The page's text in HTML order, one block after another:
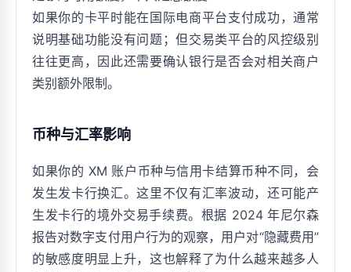
如果你的卡平时能在国际电商平台支付成功，通常
说明基础功能没有问题；但交易类平台的风控级别
往往更高，因此还需要确认银行是否会对相关商户
类别额外限制。
币种与汇率影响
如果你的 XM 账户币种与信用卡结算币种不同，会
发生发卡行换汇。这里不仅有汇率波动，还可能产
生发卡行的境外交易手续费。根据 2024 年尼尔森
报告对数字支付用户行为的观察，用户对“隐藏费用”
的敏感度明显上升，这也解释了为什么越来越多人